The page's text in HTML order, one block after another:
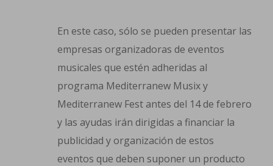
En este caso, sólo se pueden presentar las
empresas organizadoras de eventos
musicales que estén adheridas al
programa Mediterranew Musix y
Mediterranew Fest antes del 14 de febrero
y las ayudas irán dirigidas a financiar la
publicidad y organización de estos
eventos que deben suponer un producto